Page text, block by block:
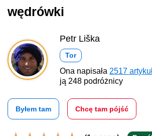
wędrówki
Petr Liška
Tor
Ona napisała 2517
ją 248 podróżnicy
Byłem tam Chcę tam pójść